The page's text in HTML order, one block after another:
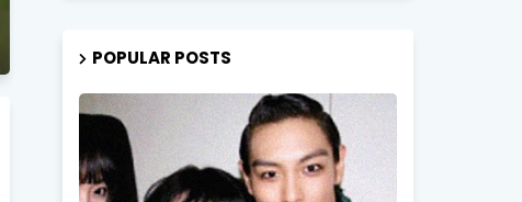
POPULAR POSTS